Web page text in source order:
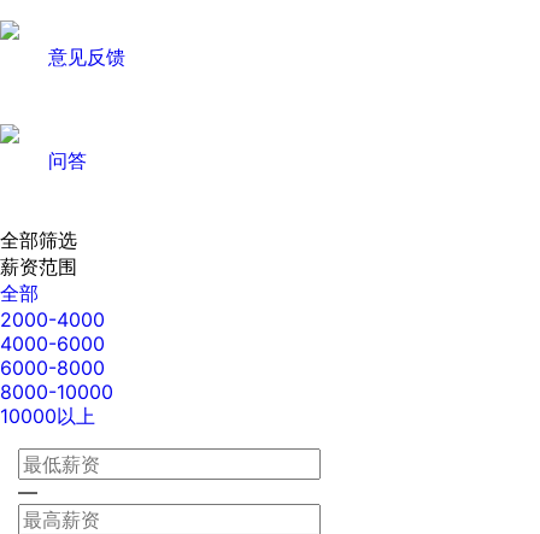
意见反馈
问答
全部筛选
薪资范围
全部
2000-4000
4000-6000
6000-8000
8000-10000
10000以上
—